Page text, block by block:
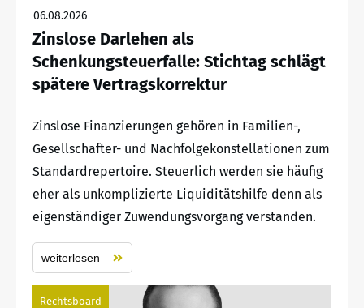
06.08.2026
Zinslose Darlehen als
Schenkungsteuerfalle: Stichtag schlägt
spätere Vertragskorrektur
Zinslose Finanzierungen gehören in Familien-,
Gesellschafter- und Nachfolgekonstellationen zum
Standardrepertoire. Steuerlich werden sie häufig
eher als unkomplizierte Liquiditätshilfe denn als
eigenständiger Zuwendungsvorgang verstanden.
weiterlesen
Rechtsboard